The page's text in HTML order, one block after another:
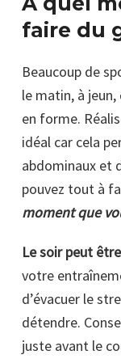
faire du
Beaucoup de
le matin, à jeun,
en forme.
idéal car cela
abdominaux et
pouvez tout à
moment que
Le soir peut
votre
d’évacuer le
détendre.
juste avant le